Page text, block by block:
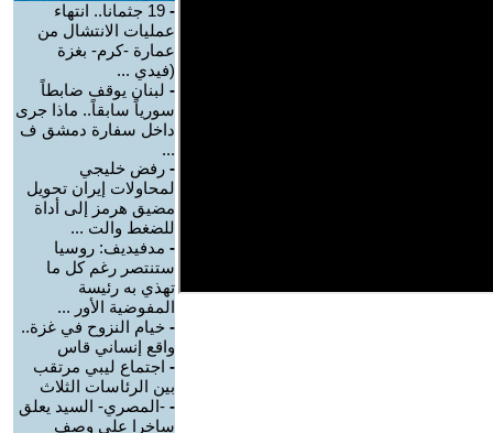
-
19 جثمانا.. انتهاء
عمليات الانتشال من
عمارة -كرم- بغزة
(فيدي ...
- لبنان يوقف ضابطاً
سورياً سابقاً.. ماذا جرى
داخل سفارة دمشق ف
...
- رفض خليجي
لمحاولات إيران تحويل
مضيق هرمز إلى أداة
للضغط والت ...
- مدفيديف: روسيا
ستنتصر رغم كل ما
تهذي به رئيسة
المفوضية الأور ...
- خيام النزوح في غزة..
واقع إنساني قاس
- اجتماع ليبي مرتقب
بين الرئاسات الثلاث
- -المصري- السيد يعلق
ساخرا على وصف